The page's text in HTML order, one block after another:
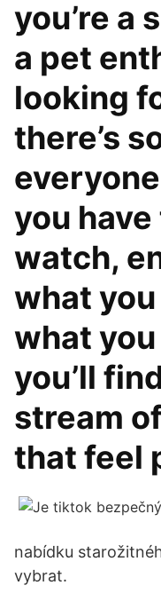
you’re a
a pet
looking
there’s
you
watch,
what
what you
you’ll
stream
that feel
nabídku
vybrat.